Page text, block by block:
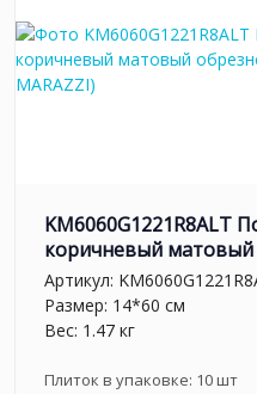
KM6060G1221R8ALT
коричневый матовый
Артикул:
Размер: 14*60 см
Вес: 1.47 кг
Плиток в упаковке: 10шт